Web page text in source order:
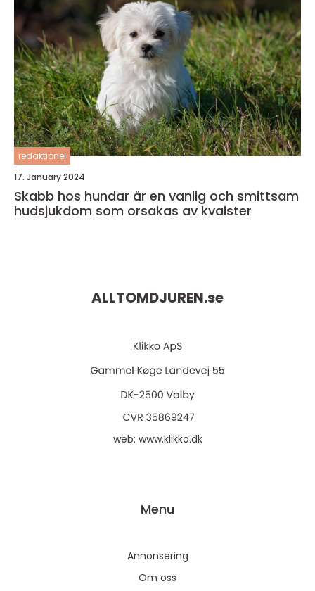
redaktionel
17. January 2024
Skabb hos hundar är en vanlig och smittsam
hudsjukdom som orsakas av kvalster
ALLTOMDJUREN.se
web: www.klikko.dk
Menu
Annonsering
Om oss